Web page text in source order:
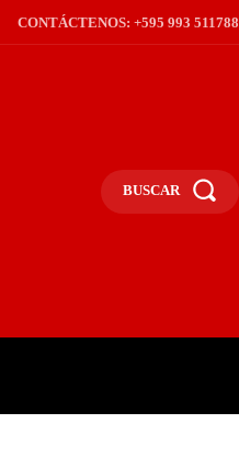
CONTÁCTENOS: +595 993 511788
BUSCAR